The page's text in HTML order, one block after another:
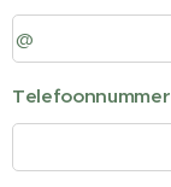
Telefoonnummer